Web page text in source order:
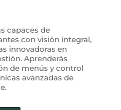
capaces de
con visión integral,
innovadoras en
Aprenderás
de menús y control
avanzadas de